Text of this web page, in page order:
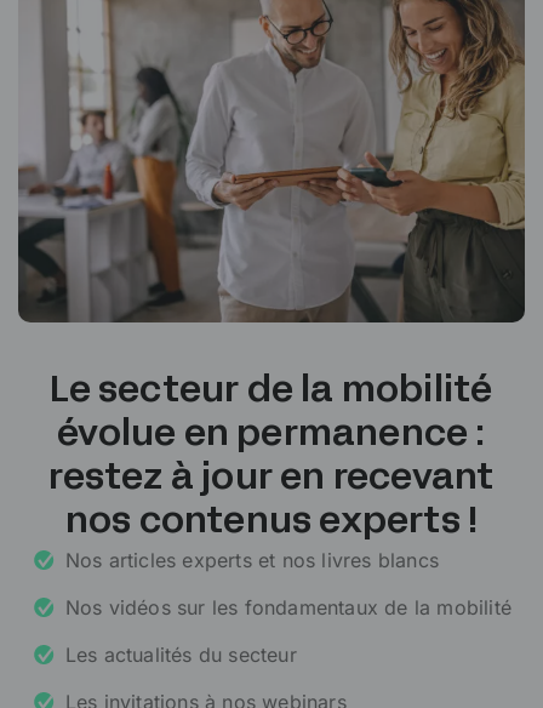
Le secteur de la mobilité
évolue en permanence :
restez à jour en recevant
nos contenus experts !
Nos articles experts et nos livres blancs
Nos vidéos sur les fondamentaux de la mobilité
Les actualités du secteur
Les invitations à nos webinars